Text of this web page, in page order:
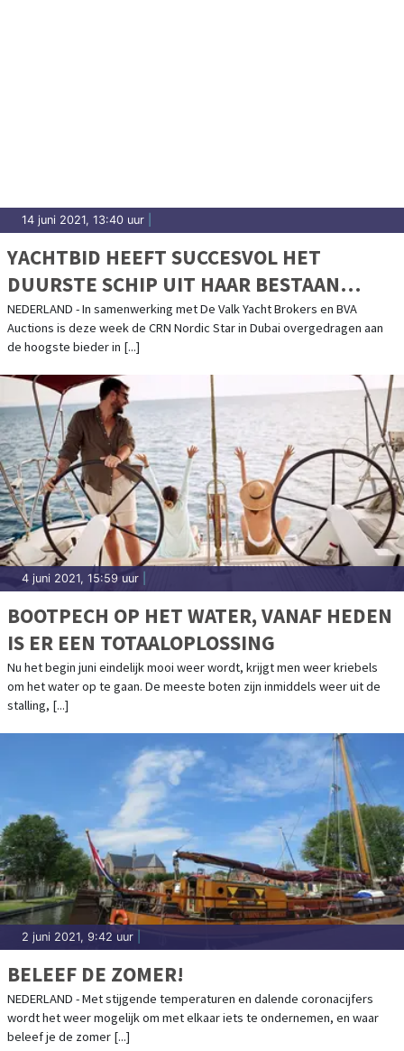
14 juni 2021, 13:40 uur
YACHTBID HEEFT SUCCESVOL HET
DUURSTE SCHIP UIT HAAR BESTAAN
SUCCESVOL GEVEILD!
NEDERLAND - In samenwerking met De Valk Yacht Brokers en BVA
Auctions is deze week de CRN Nordic Star in Dubai overgedragen aan
de hoogste bieder in [...]
4 juni 2021, 15:59 uur
BOOTPECH OP HET WATER, VANAF HEDEN
IS ER EEN TOTAALOPLOSSING
Nu het begin juni eindelijk mooi weer wordt, krijgt men weer kriebels
om het water op te gaan. De meeste boten zijn inmiddels weer uit de
stalling, [...]
2 juni 2021, 9:42 uur
BELEEF DE ZOMER!
NEDERLAND - Met stijgende temperaturen en dalende coronacijfers
wordt het weer mogelijk om met elkaar iets te ondernemen, en waar
beleef je de zomer [...]